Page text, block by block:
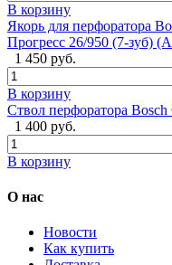
В корзину
Якорь для перфоратора
Прогресс 26/950 (7-зуб)
1 450 руб.
В корзину
Ствол перфоратора
1 400 руб.
В корзину
О нас
Новости
Как купить